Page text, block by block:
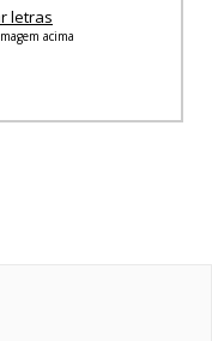
letras
acima